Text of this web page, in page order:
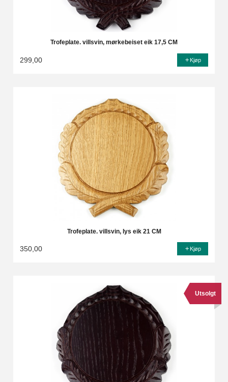
Trofeplate. villsvin, mørkebeiset eik 17,5 CM
299,00 Kjøp
Trofeplate. villsvin, lys eik 21 CM
350,00 Kjøp
Utsolgt